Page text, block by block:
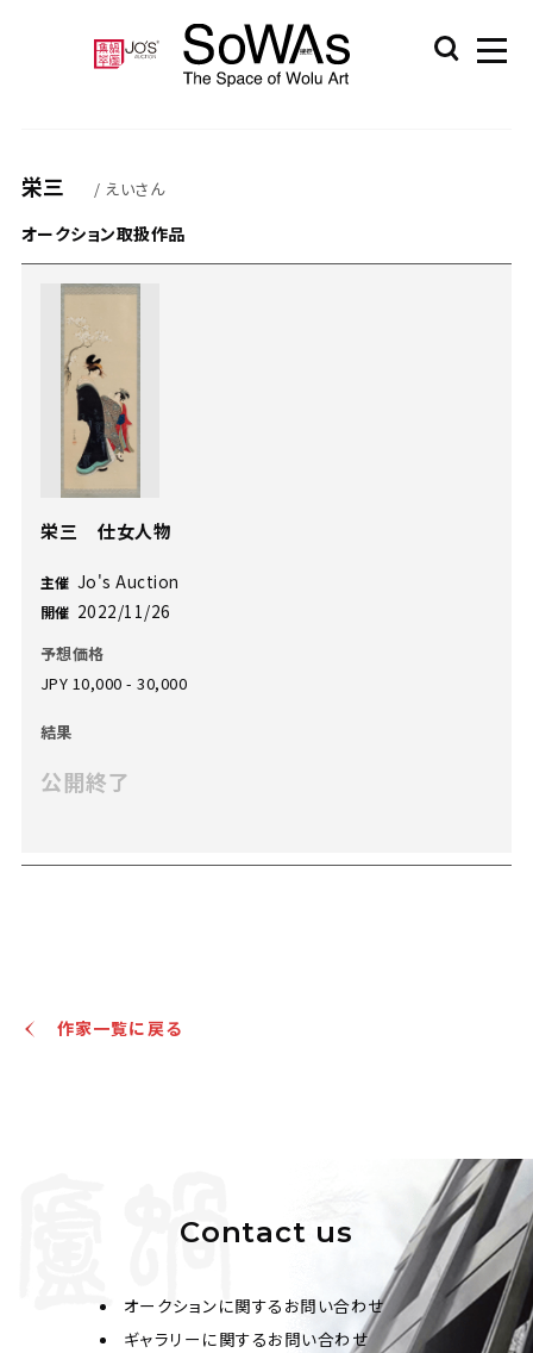
栄三 / えいさん
オークション取扱作品
栄三 仕女人物
主催 Jo's Auction
開催 2022/11/26
予想価格
JPY 10,000 - 30,000
結果
公開終了
作家一覧に戻る
Contact us
オークションに関するお問い合わせ
ギャラリーに関するお問い合わせ